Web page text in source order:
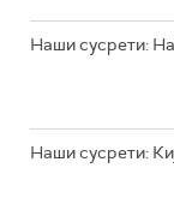
Наши сусрети:
Наши сусрети: